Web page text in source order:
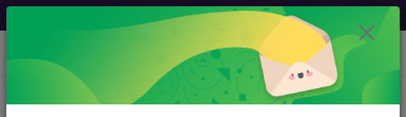
Svatovavřinecká sleva: 20 % s kódemVAVRINEC20
Menu
CZK 0
za